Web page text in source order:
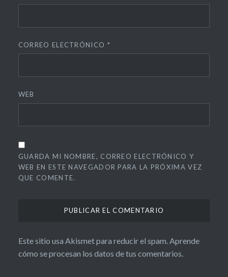
CORREO ELECTRÓNICO *
WEB
GUARDA MI NOMBRE, CORREO ELECTRÓNICO Y
WEB EN ESTE NAVEGADOR PARA LA PRÓXIMA VEZ
QUE COMENTE.
Este sitio usa Akismet para reducir el spam.Aprende
cómo se procesan los datos de tus comentarios.